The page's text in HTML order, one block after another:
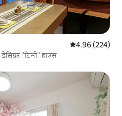
औसत रेटिंग 5 में से
4.96 (224)
"टिनी" हाउस